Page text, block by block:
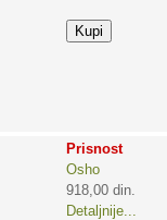
Prisnost
Osho
918,00 din.
Detaljnije...